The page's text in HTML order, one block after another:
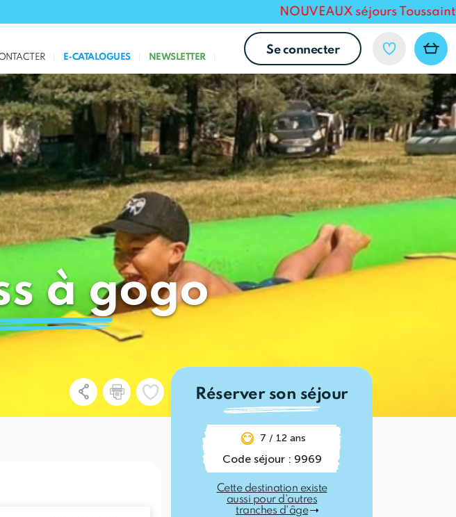
NOUVEAUX séjours Toussaint
E-CATALOGUES NEWSLETTER
Se connecter
à gogo
Réserver son séjour
7 / 12 ans
Code séjour : 9969
Cette destination existe
aussi pour d'autres
tranches d'âge